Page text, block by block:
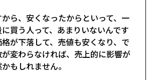
ら、安くなったからといって、一
買う人って、あまりいないんです
が下落して、売値も安くなり、で
変わらなければ、売上的に影響が
もしれません。